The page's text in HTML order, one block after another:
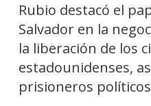
Rubio destacó el
Salvador en la
la liberación de los
estadounidenses,
prisioneros